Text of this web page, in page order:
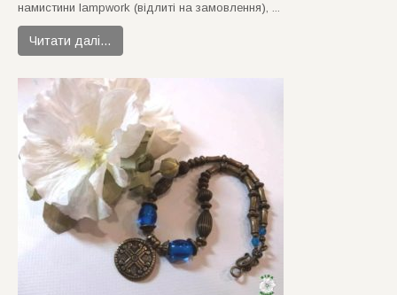
намистини lampwork (вiдлитi на замовлення), ...
Читати далі…